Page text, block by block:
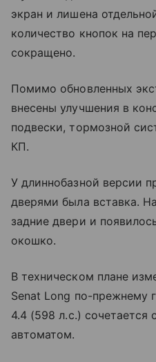
экран и лишена
количество кнопок на
сокращено.
Помимо обновленных
внесены улучшения в
подвески, тормозной
КП.
У длиннобазной версии
дверями была вставка.
задние двери и
окошко.
В техническом плане
Senat Long по-прежнему
4.4 (598 л.с.) сочетается
автоматом.